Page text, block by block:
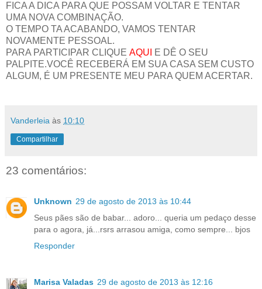
FICA A DICA PARA QUE POSSAM VOLTAR E TENTAR
UMA NOVA COMBINAÇÃO.
O TEMPO TA ACABANDO, VAMOS TENTAR
NOVAMENTE PESSOAL.
PARA PARTICIPAR CLIQUE AQUI
E DÊ O SEU
PALPITE.VOCÊ RECEBERÁ EM SUA CASA SEM CUSTO
ALGUM, É UM PRESENTE MEU PARA QUEM ACERTAR.
Vanderleia às 10:10
Compartilhar
23 comentários:
Unknown 29 de agosto de 2013 às 10:44
Seus pães são de babar... adoro... queria um pedaço desse
para o agora, já...rsrs arrasou amiga, como sempre... bjos
Responder
Marisa Valadas 29 de agosto de 2013 às 12:16